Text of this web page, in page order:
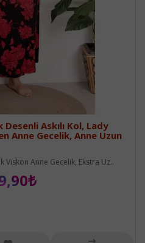
Desenli Askılı Kol, Lady
Anne Gecelik, Anne Uzun
Viskon Anne Gecelik, Ekstra Uz..